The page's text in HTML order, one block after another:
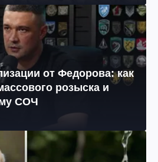
от Федорова: как
розыска и
СОЧ